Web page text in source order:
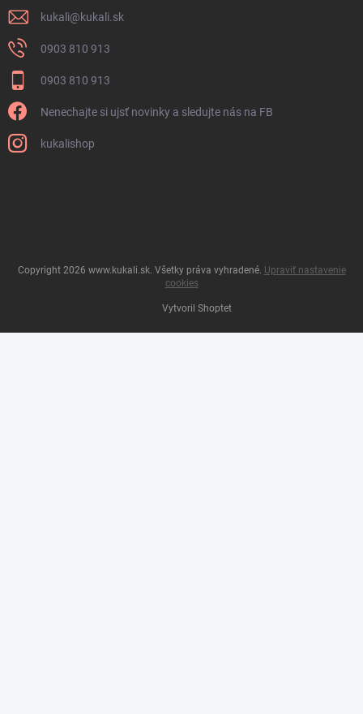
kukali@kukali.sk
0903 810 913
0903 810 913
Nenechajte si ujsť novinky a sledujte nás na FB
kukalishop
Vytvoril Shoptet
Copyright 2026 www.kukali.sk. Všetky práva vyhradené. Upraviť nastavenie
cookies